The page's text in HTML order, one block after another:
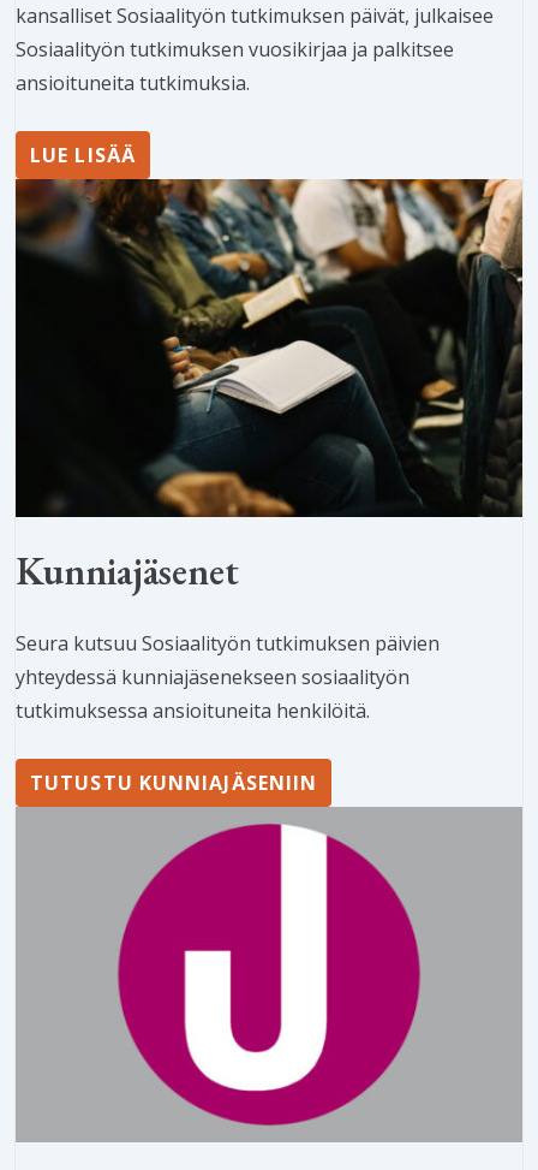
kansalliset Sosiaalityön tutkimuksen päivät, julkaisee
Sosiaalityön tutkimuksen vuosikirjaa ja palkitsee
ansioituneita tutkimuksia.
LUE LISÄÄ
Kunniajäsenet
Seura kutsuu Sosiaalityön tutkimuksen päivien
yhteydessä kunniajäsenekseen sosiaalityön
tutkimuksessa ansioituneita henkilöitä.
TUTUSTU KUNNIAJÄSENIIN